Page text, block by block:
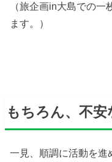
（旅企画in大島での
ます。）
もちろん、不
一見、順調に活動を進